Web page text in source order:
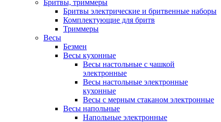
Бритвы, триммеры
Бритвы электрические и бритвенные наборы
Комплектующие для бритв
Триммеры
Весы
Безмен
Весы кухонные
Весы настольные с чашкой
электронные
Весы настольные электронные
кухонные
Весы с мерным стаканом электронные
Весы напольные
Напольные электронные